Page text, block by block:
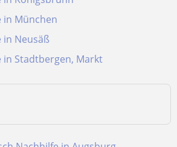
in München
in Neusäß
in Stadtbergen, Markt